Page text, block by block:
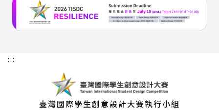
:::
臺灣國際學生創意設計大賽執行小組